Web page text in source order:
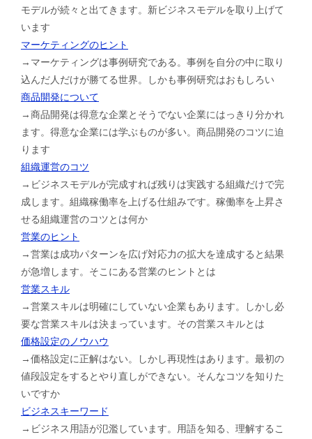
モデルが続々と出てきます。新ビジネスモデルを取り上げて
います
マーケティングのヒント
→マーケティングは事例研究である。事例を自分の中に取り
込んだ人だけが勝てる世界。しかも事例研究はおもしろい
商品開発について
→商品開発は得意な企業とそうでない企業にはっきり分かれ
ます。得意な企業には学ぶものが多い。商品開発のコツに迫
ります
組織運営のコツ
→ビジネスモデルが完成すれば残りは実践する組織だけで完
成します。組織稼働率を上げる仕組みです。稼働率を上昇さ
せる組織運営のコツとは何か
営業のヒント
→営業は成功パターンを広げ対応力の拡大を達成すると結果
が急増します。そこにある営業のヒントとは
営業スキル
→営業スキルは明確にしていない企業もあります。しかし必
要な営業スキルは決まっています。その営業スキルとは
価格設定のノウハウ
→価格設定に正解はない。しかし再現性はあります。最初の
値段設定をするとやり直しができない。そんなコツを知りた
いですか
ビジネスキーワード
→ビジネス用語が氾濫しています。用語を知る、理解するこ